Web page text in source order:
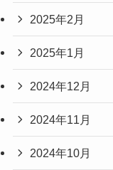
2025年2月
2025年1月
2024年12月
2024年11月
2024年10月